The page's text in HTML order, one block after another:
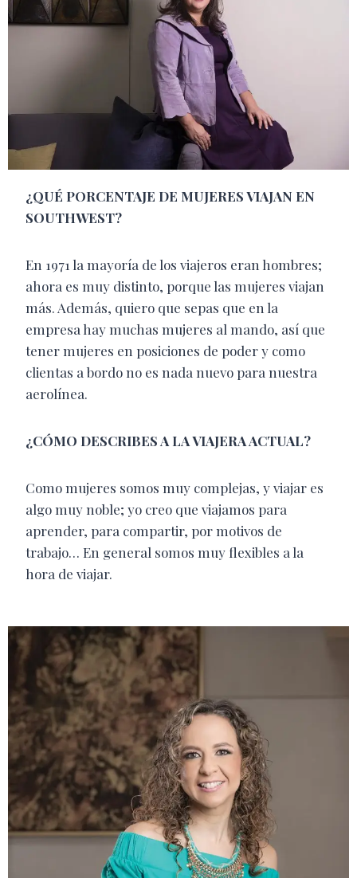
¿QUÉ PORCENTAJE DE MUJERES VIAJAN EN
SOUTHWEST?
En 1971 la mayoría de los viajeros eran hombres;
ahora es muy distinto, porque las mujeres viajan
más. Además, quiero que sepas que en la
empresa hay muchas mujeres al mando, así que
tener mujeres en posiciones de poder y como
clientas a bordo no es nada nuevo para nuestra
aerolínea.
¿CÓMO DESCRIBES A LA VIAJERA ACTUAL?
Como mujeres somos muy complejas, y viajar es
algo muy noble; yo creo que viajamos para
aprender, para compartir, por motivos de
trabajo… En general somos muy flexibles a la
hora de viajar.